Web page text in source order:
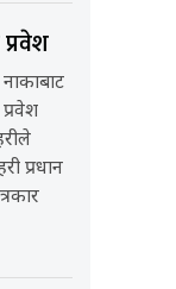
प्रधान